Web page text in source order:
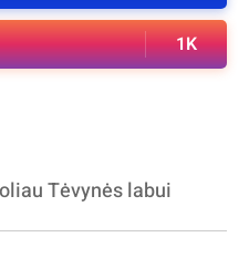
1K
Tėvynės labui